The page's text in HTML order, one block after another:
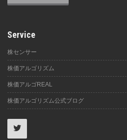
Service
株センサー
株価アルゴリズム
株価アルゴREAL
株価アルゴリズム公式ブログ